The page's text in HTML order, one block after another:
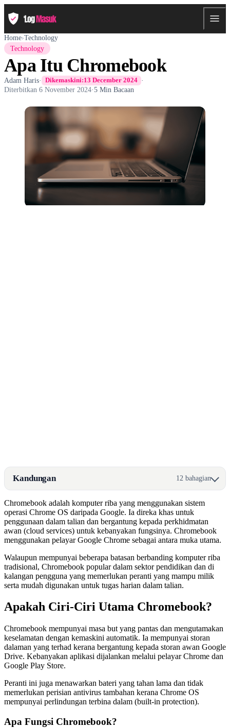
Home›Technology
Technology
Apa Itu Chromebook
Adam Haris· Dikemaskini:13 December 2024 ·
Diterbitkan 6 November 2024·5 Min Bacaan
Kandungan 12 bahagian
Chromebook adalah komputer riba yang menggunakan sistem
operasi Chrome OS daripada Google. Ia direka khas untuk
penggunaan dalam talian dan bergantung kepada perkhidmatan
awan (cloud services) untuk kebanyakan fungsinya. Chromebook
menggunakan pelayar Google Chrome sebagai antara muka utama.
Walaupun mempunyai beberapa batasan berbanding komputer riba
tradisional, Chromebook popular dalam sektor pendidikan dan di
kalangan pengguna yang memerlukan peranti yang mampu milik
serta mudah digunakan untuk tugas harian dalam talian.
Apakah Ciri-Ciri Utama Chromebook?
Chromebook mempunyai masa but yang pantas dan mengutamakan
keselamatan dengan kemaskini automatik. Ia mempunyai storan
dalaman yang terhad kerana bergantung kepada storan awan Google
Drive. Kebanyakan aplikasi dijalankan melalui pelayar Chrome dan
Google Play Store.
Peranti ini juga menawarkan bateri yang tahan lama dan tidak
memerlukan perisian antivirus tambahan kerana Chrome OS
mempunyai perlindungan terbina dalam (built-in protection).
Apa Fungsi Chromebook?